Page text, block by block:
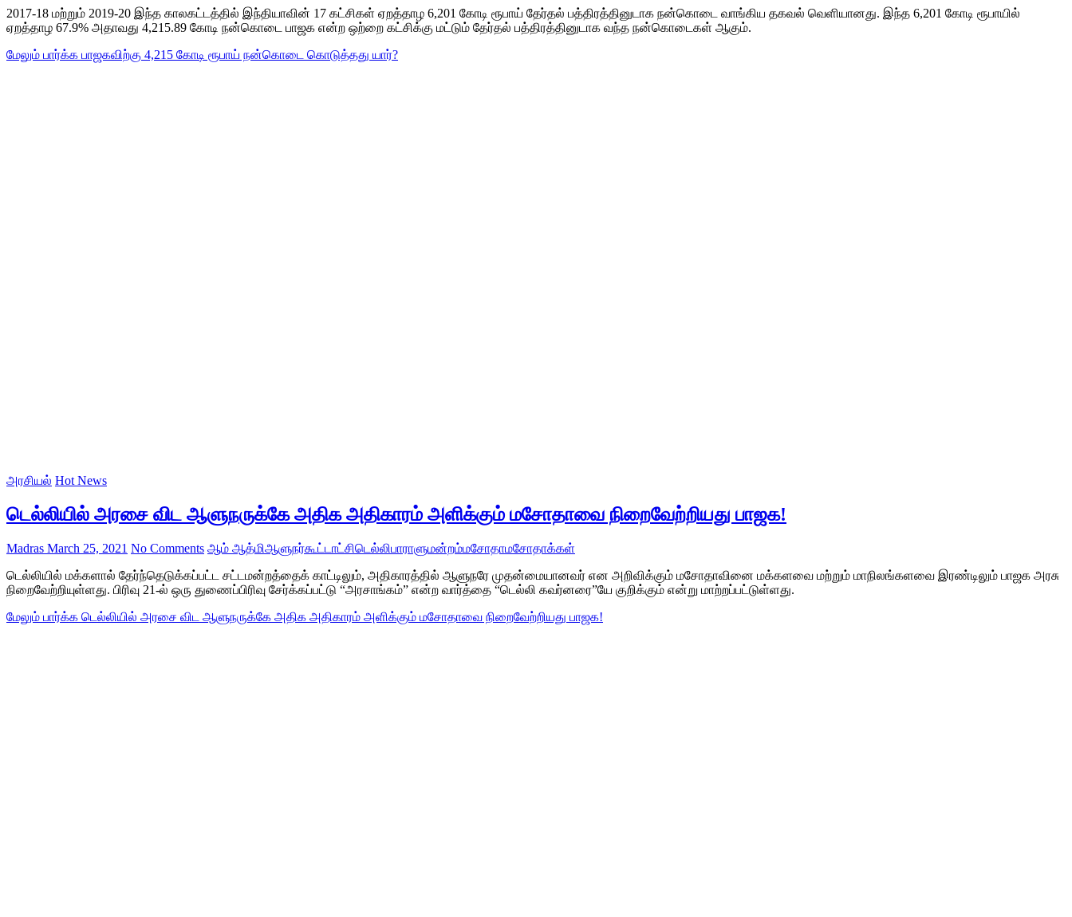
2017-18 மற்றும் 2019-20 இந்த காலகட்டத்தில் இந்தியாவின் 17 கட்சிகள் ஏறத்தாழ 6,201 கோடி ரூபாய் தேர்தல் பத்திரத்தினுடாக நன்கொடை வாங்கிய தகவல் வெளியானது. இந்த 6,201 கோடி ரூபாயில்
ஏறத்தாழ 67.9% அதாவது 4,215.89 கோடி நன்கொடை பாஜக என்ற ஒற்றை கட்சிக்கு மட்டும் தேர்தல் பத்திரத்தினுடாக வந்த நன்கொடைகள் ஆகும்.
மேலும் பார்க்க பாஜகவிற்கு 4,215 கோடி ரூபாய் நன்கொடை கொடுத்தது யார்?
அரசியல் Hot News
டெல்லியில் அரசை விட ஆளுநருக்கே அதிக அதிகாரம் அளிக்கும் மசோதாவை நிறைவேற்றியது பாஜக!
Madras March 25, 2021 No Comments ஆம் ஆத்மிஆளுநர்கூட்டாட்சிடெல்லிபாராளுமன்றம்மசோதாமசோதாக்கள்
டெல்லியில் மக்களால் தேர்ந்தெடுக்கப்பட்ட சட்டமன்றத்தைக் காட்டிலும், அதிகாரத்தில் ஆளுநரே முதன்மையானவர் என அறிவிக்கும் மசோதாவினை மக்களவை மற்றும் மாநிலங்களவை இரண்டிலும் பாஜக அரசு
நிறைவேற்றியுள்ளது. பிரிவு 21-ல் ஒரு துணைப்பிரிவு சேர்க்கப்பட்டு “அரசாங்கம்” என்ற வார்த்தை “டெல்லி கவர்னரை”யே குறிக்கும் என்று மாற்றப்பட்டுள்ளது.
மேலும் பார்க்க டெல்லியில் அரசை விட ஆளுநருக்கே அதிக அதிகாரம் அளிக்கும் மசோதாவை நிறைவேற்றியது பாஜக!